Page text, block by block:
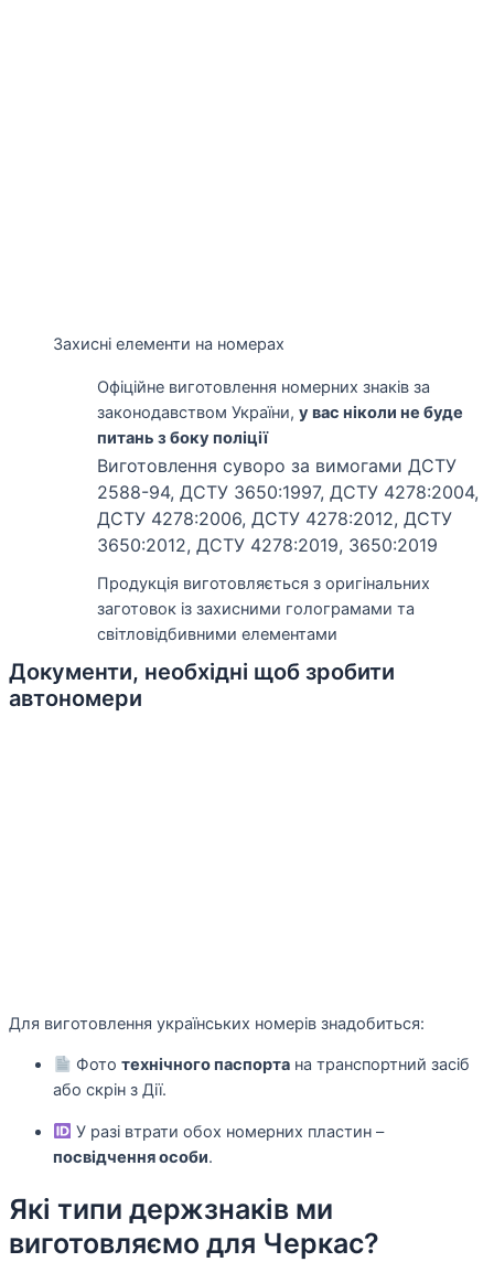
Захисні елементи на номерах
Офіційне виготовлення номерних знаків за
законодавством України, у вас ніколи не буде
питань з боку поліції
Виготовлення суворо за вимогами ДСТУ
2588-94, ДСТУ 3650:1997, ДСТУ 4278:2004,
ДСТУ 4278:2006, ДСТУ 4278:2012, ДСТУ
3650:2012, ДСТУ 4278:2019, 3650:2019
Продукція виготовляється з оригінальних
заготовок із захисними голограмами та
світловідбивними елементами
Документи, необхідні щоб зробити
автономери
Для виготовлення українських номерів знадобиться:
Фото технічного паспортана транспортний засіб
або скрін з Дії.
У разі втрати обох номерних пластин –
посвідчення особи.
Які типи держзнаків ми
виготовляємо для Черкас?